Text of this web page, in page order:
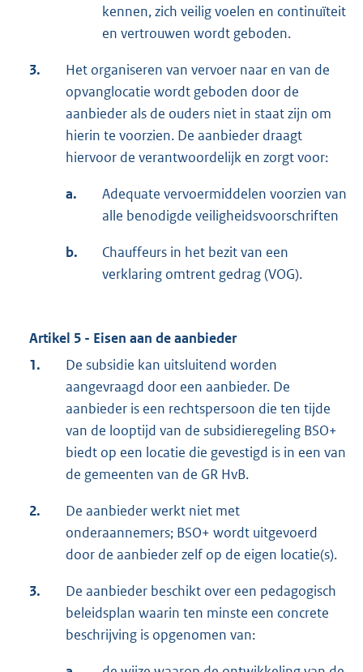
kennen, zich veilig voelen en continuïteit
en vertrouwen wordt geboden.
3.
Het organiseren van vervoer naar en van de
opvanglocatie wordt geboden door de
aanbieder als de ouders niet in staat zijn om
hierin te voorzien. De aanbieder draagt
hiervoor de verantwoordelijk en zorgt voor:
a.
Adequate vervoermiddelen voorzien van
alle benodigde veiligheidsvoorschriften
b.
Chauffeurs in het bezit van een
verklaring omtrent gedrag (VOG).
Artikel 5 - Eisen aan de aanbieder
1.
De subsidie kan uitsluitend worden
aangevraagd door een aanbieder. De
aanbieder is een rechtspersoon die ten tijde
van de looptijd van de subsidieregeling BSO+
biedt op een locatie die gevestigd is in een van
de gemeenten van de GR HvB.
2.
De aanbieder werkt niet met
onderaannemers; BSO+ wordt uitgevoerd
door de aanbieder zelf op de eigen locatie(s).
3.
De aanbieder beschikt over een pedagogisch
beleidsplan waarin ten minste een concrete
beschrijving is opgenomen van: